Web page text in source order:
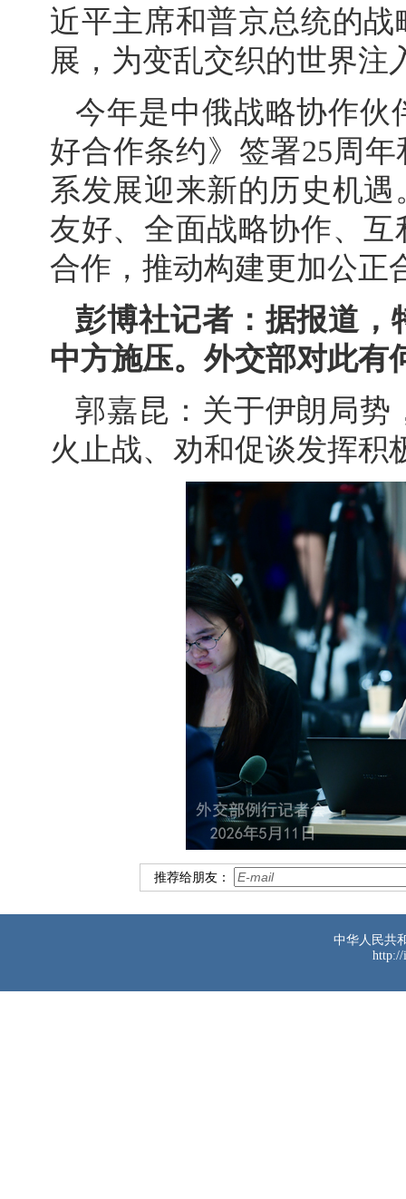
近平主席和普京总统的
展，为变乱交织的世界注
今年是中俄战略协作伙
好合作条约》签署25周
系发展迎来新的历史机
友好、全面战略协作、
合作，推动构建更加公正
彭博社记者：据报道，
中方施压。外交部对此有
郭嘉昆：关于伊朗局势
火止战、劝和促谈发挥积
推荐给朋友：
中华人民共
http://